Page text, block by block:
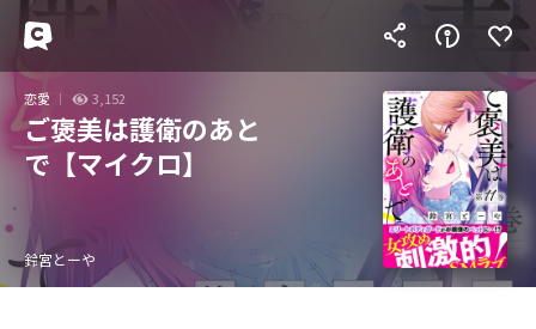
恋愛 3,152
ご褒美は護衛のあと
で【マイクロ】
鈴宮とーや